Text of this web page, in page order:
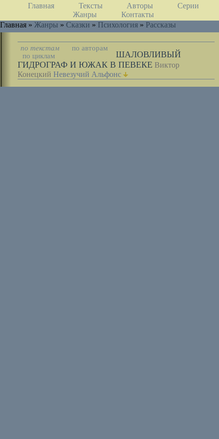
Главная Тексты Авторы
Серии
Жанры
Контакты
Главная » Жанры » Сказки » Психология » Рассказы
по текстам
по авторам
по циклам
ШАЛОВЛИВЫЙ
ГИДРОГРАФ И ЮЖАК В ПЕВЕКЕ Виктор
Конецкий Невезучий Альфонс